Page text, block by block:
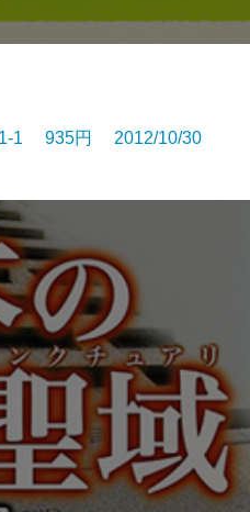
1 935円 2012/10/30